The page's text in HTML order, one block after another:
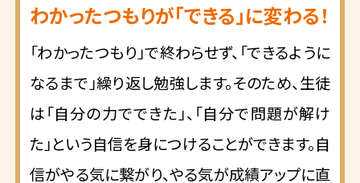
わかったつもりが「できる」に変わる！
「わかったつもり」で終わらせず、「できるように
なるまで」繰り返し勉強します。そのため、生徒
は「自分の力でできた」、「自分で問題が解け
た」という自信を身につけることができます。自
信がやる気に繋がり、やる気が成績アップに直